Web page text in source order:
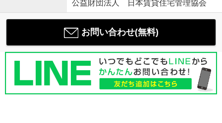
公益財団法人 日本賃貸住宅管理協会
お問い合わせ(無料)